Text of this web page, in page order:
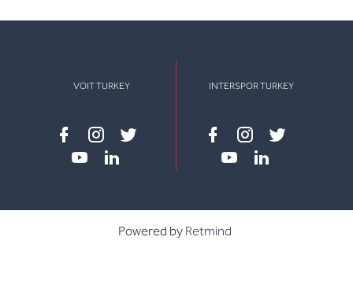
VOIT TURKEY
Facebook
instagram
twitter
INTERSPOR TURKEY
Facebook
instagram
twitter
Powered by Retmind